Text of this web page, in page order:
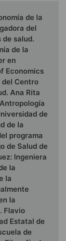
de la
del
de salud.
de la
en
Economics
Centro
Ana Rita
de
de la
programa
de Salud de
Ingeniera
la
la
la
Flavio
Estatal de
de